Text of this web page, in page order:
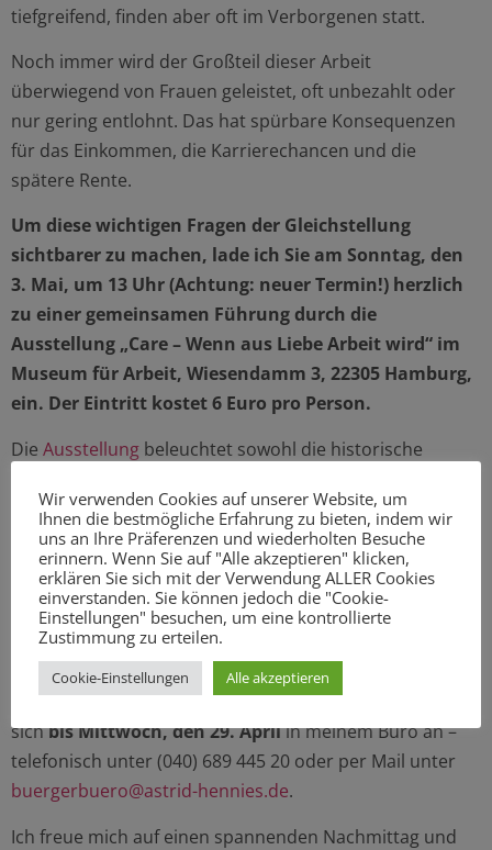
tiefgreifend, finden aber oft im Verborgenen statt.
Noch immer wird der Großteil dieser Arbeit
überwiegend von Frauen geleistet, oft unbezahlt oder
nur gering entlohnt. Das hat spürbare Konsequenzen
für das Einkommen, die Karrierechancen und die
spätere Rente.
Um diese wichtigen Fragen der Gleichstellung
sichtbarer zu machen, lade ich Sie am Sonntag, den
3. Mai, um 13 Uhr (Achtung: neuer Termin!) herzlich
zu einer gemeinsamen Führung durch die
Ausstellung „Care – Wenn aus Liebe Arbeit wird“ im
Museum für Arbeit, Wiesendamm 3, 22305 Hamburg,
ein. Der Eintritt kostet 6 Euro pro Person.
Die Ausstellung beleuchtet sowohl die historische
Herausforderungen, vor denen wir heute stehen. Im
Anschluss an die Führung haben wir die Gelegenheit,
uns gemeinsam über Gleichstellungspolitik und die
gesellschaftliche Bedeutung von Care-Arbeit
auszutauschen.
Anmeldung:
Die Teilnehmendenzahl ist begrenzt. Bitte melden Sie
sichbis Mittwoch, den 29. Aprilin meinem Büro an –
telefonisch unter (040) 689 445 20 oder per Mail unter
buergerbuero@astrid-hennies.de.
Ich freue mich auf einen spannenden Nachmittag und
Wir verwenden Cookies auf unserer Website, um
Ihnen die bestmögliche Erfahrung zu bieten, indem wir
uns an Ihre Präferenzen und wiederholten Besuche
erinnern. Wenn Sie auf "Alle akzeptieren" klicken,
erklären Sie sich mit der Verwendung ALLER Cookies
einverstanden. Sie können jedoch die "Cookie-
Einstellungen" besuchen, um eine kontrollierte
Zustimmung zu erteilen.
Cookie-Einstellungen Alle akzeptieren